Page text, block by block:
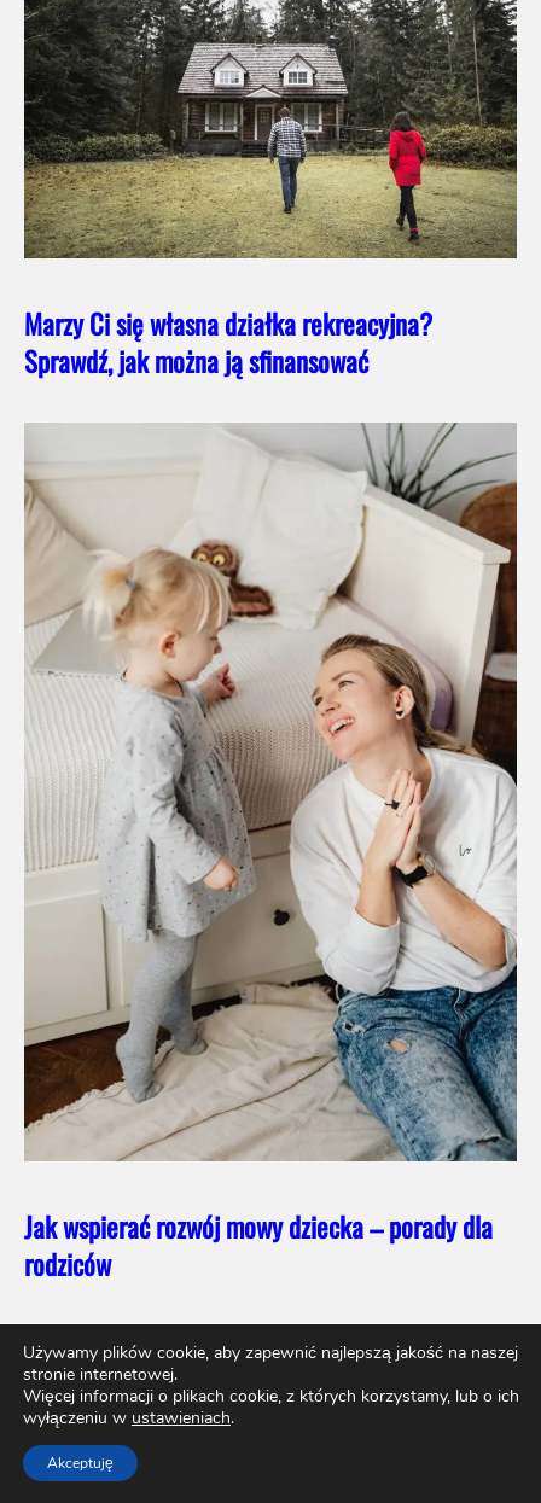
Marzy Ci się własna działka rekreacyjna?
Sprawdź, jak można ją sfinansować
Jak wspierać rozwój mowy dziecka – porady dla
rodziców
Piszą dla nas:Lista autorów
Używamy plików cookie, aby zapewnić najlepszą jakość na naszej
stronie internetowej.
Więcej informacji o plikach cookie, z których korzystamy, lub o ich
wyłączeniu w ustawieniach.
Akceptuję